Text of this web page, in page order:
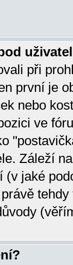
při
první je
nebo
ve
Záleží
jaké